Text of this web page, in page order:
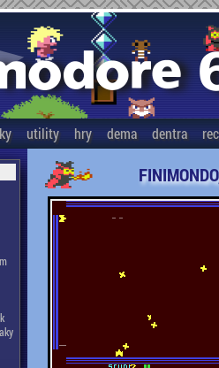
utility hry dema dentra